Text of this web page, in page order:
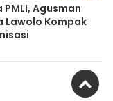
Agusman
Lawolo Kompak